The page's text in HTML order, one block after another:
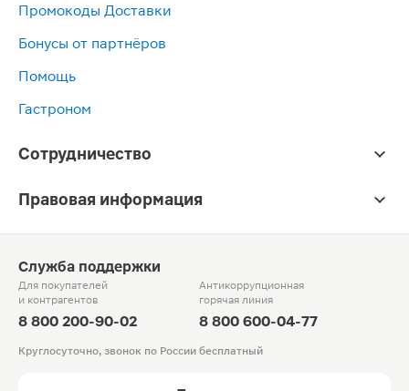
Промокоды Доставки
Бонусы от партнёров
Помощь
Гастроном
Сотрудничество
Правовая информация
Служба поддержки
Для покупателей
и контрагентов
8 800 200-90-02
Антикоррупционная
горячая линия
8 800 600-04-77
Круглосуточно, звонок по России бесплатный